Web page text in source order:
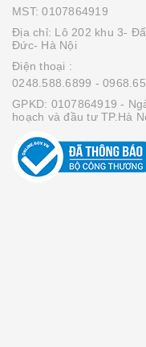
MST: 0107864919
Địa chỉ: Lô 202 khu 3-
Đức- Hà Nội
Điện thoại :
0248.588.6899 -
GPKD: 0107864919 -
hoạch và đầu tư TP.Hà